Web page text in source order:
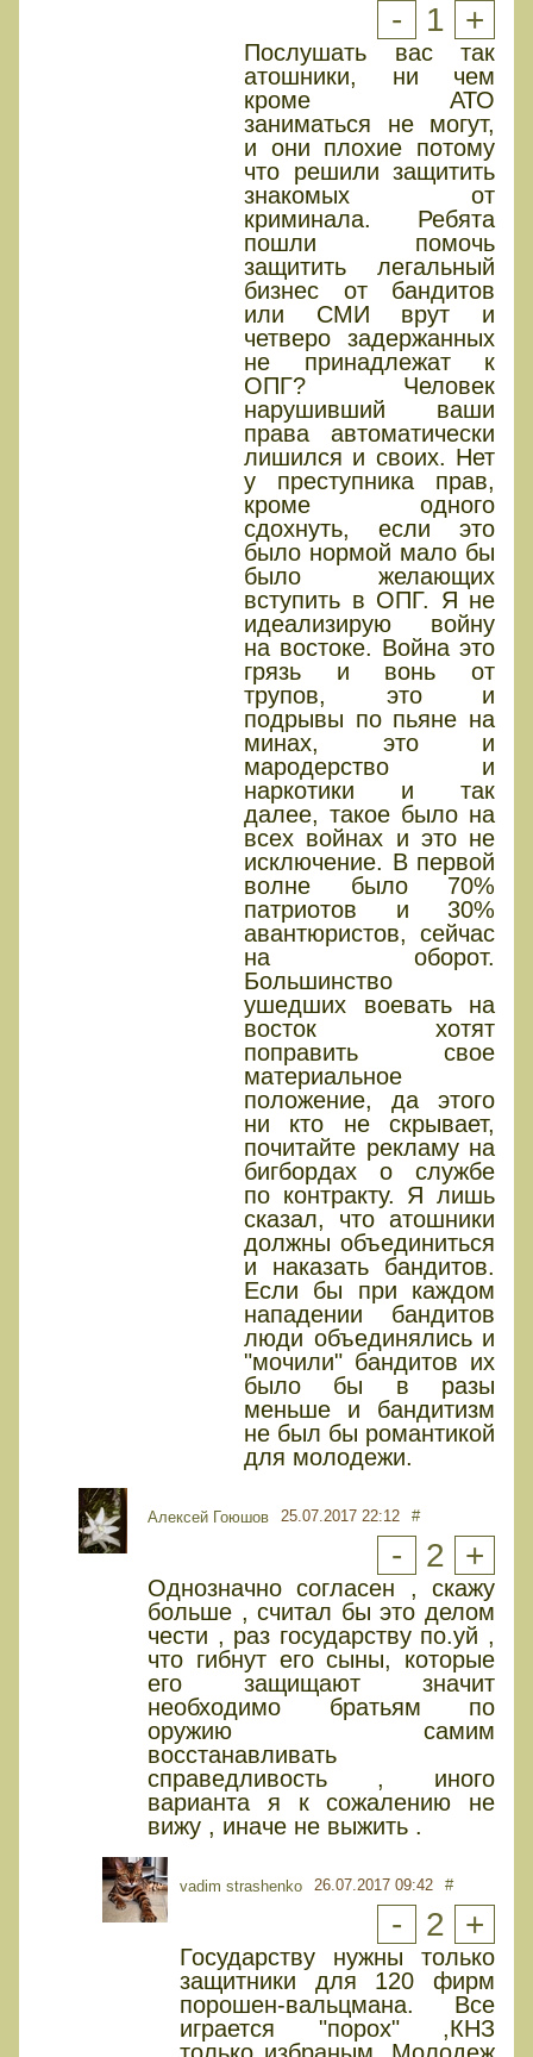
- 1 +
Послушать вас так
атошники, ни чем
кроме АТО
заниматься не могут,
и они плохие потому
что решили защитить
знакомых от
криминала. Ребята
пошли помочь
защитить легальный
бизнес от бандитов
или СМИ врут и
четверо задержанных
не принадлежат к
ОПГ? Человек
нарушивший ваши
права автоматически
лишился и своих. Нет
у преступника прав,
кроме одного
сдохнуть, если это
было нормой мало бы
было желающих
вступить в ОПГ. Я не
идеализирую войну
на востоке. Война это
грязь и вонь от
трупов, это и
подрывы по пьяне на
минах, это и
мародерство и
наркотики и так
далее, такое было на
всех войнах и это не
исключение. В первой
волне было 70%
патриотов и 30%
авантюристов, сейчас
на оборот.
Большинство
ушедших воевать на
восток хотят
поправить свое
материальное
положение, да этого
ни кто не скрывает,
почитайте рекламу на
бигбордах о службе
по контракту. Я лишь
сказал, что атошники
должны объединиться
и наказать бандитов.
Если бы при каждом
нападении бандитов
люди объединялись и
"мочили" бандитов их
было бы в разы
меньше и бандитизм
не был бы романтикой
для молодежи.
Алексей Гоюшов 25.07.2017 22:12 #
- 2 +
Однозначно согласен , скажу
больше , считал бы это делом
чести , раз государству по.уй ,
что гибнут его сыны, которые
его защищают значит
необходимо братьям по
оружию самим
восстанавливать
справедливость , иного
варианта я к сожалению не
вижу , иначе не выжить .
vadim strashenko 26.07.2017 09:42 #
- 2 +
Государству нужны только
защитники для 120 фирм
порошен-вальцмана. Все
играется "порох" ,КНЗ